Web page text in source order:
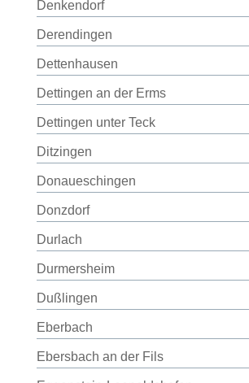
Denkendorf
Derendingen
Dettenhausen
Dettingen an der Erms
Dettingen unter Teck
Ditzingen
Donaueschingen
Donzdorf
Durlach
Durmersheim
Dußlingen
Eberbach
Ebersbach an der Fils